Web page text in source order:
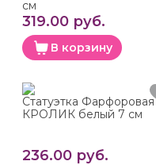
см
319.00 руб.
В корзину
Статуэтка Фарфоровая
КРОЛИК белый 7 см
236.00 руб.